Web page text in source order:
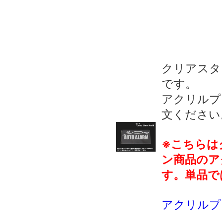
クリアス
です。
アクリル
文くださ
※こちらは
ン商品の
す。単品
アクリル